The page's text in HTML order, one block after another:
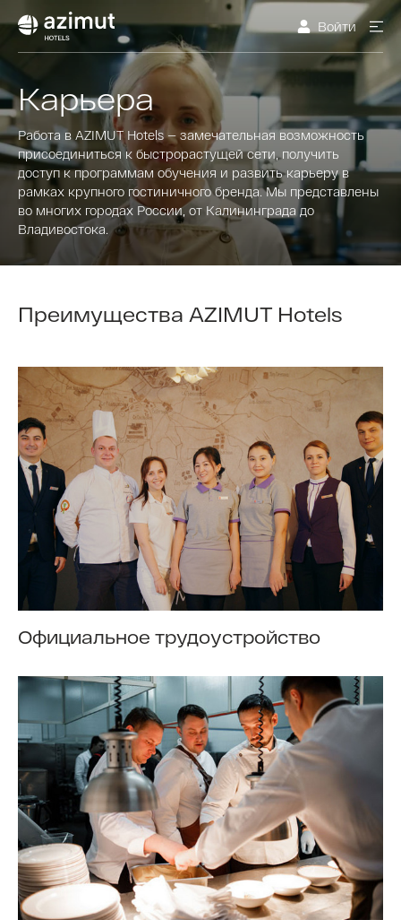
Войти
Карьера
Работа в AZIMUT Hotels — замечательная возможность
присоединиться к быстрорастущей сети, получить
доступ к программам обучения и развить карьеру в
рамках крупного гостиничного бренда. Мы представлены
во многих городах России, от Калининграда до
Владивостока.
Преимущества AZIMUT Hotels
Официальное трудоустройство